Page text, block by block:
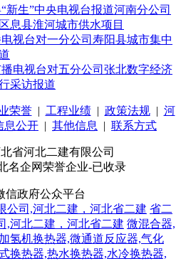
新生”中央电视台报道河南分公司
息县淮河城市供水项目
视台对一分公司寿阳县城市集中
电视台对五分公司张北数字经济
采访报道
荣誉| 工程业绩| 政策法规| 河
息公开 | 其他信息 | 联系方式
省河北二建有限公司
企网荣誉企业-已收录
信政府公众平台
公司,河北二建，河北省二建 省二
,河北二建，河北省二建 微混合器,
氢机换热器,微通道反应器,气化
换热器,热水换热器,水冷换热器,